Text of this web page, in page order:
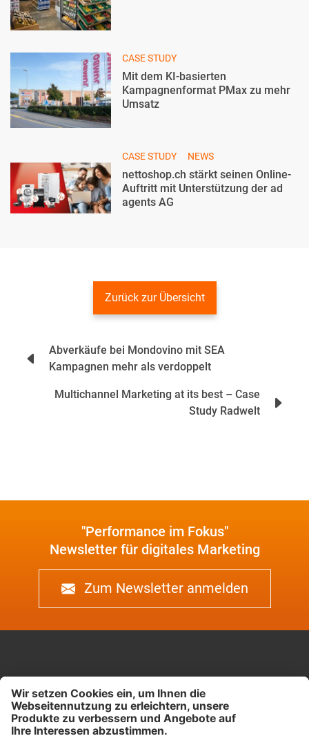
CASE STUDY
Mit dem KI-basierten
Kampagnenformat PMax zu mehr
Umsatz
CASE STUDY NEWS
nettoshop.ch stärkt seinen Online-
Auftritt mit Unterstützung der ad
agents AG
Zurück zur Übersicht
Beitrags-
Navigation
Abverkäufe bei Mondovino mit SEA
Kampagnen mehr als verdoppelt
Multichannel Marketing at its best – Case
Study Radwelt
"Performance im Fokus"
Newsletter für digitales Marketing
Zum Newsletter anmelden
Kreuzstrasse 26